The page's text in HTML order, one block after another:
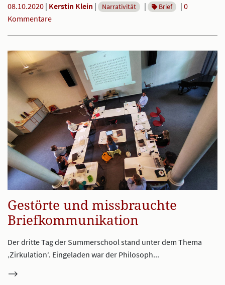
08.10.2020 | Kerstin Klein | Narrativität | Brief | 0
Kommentare
Gestörte und missbrauchte
Briefkommunikation
Der dritte Tag der Summerschool stand unter dem Thema
‚Zirkulation‘. Eingeladen war der Philosoph...